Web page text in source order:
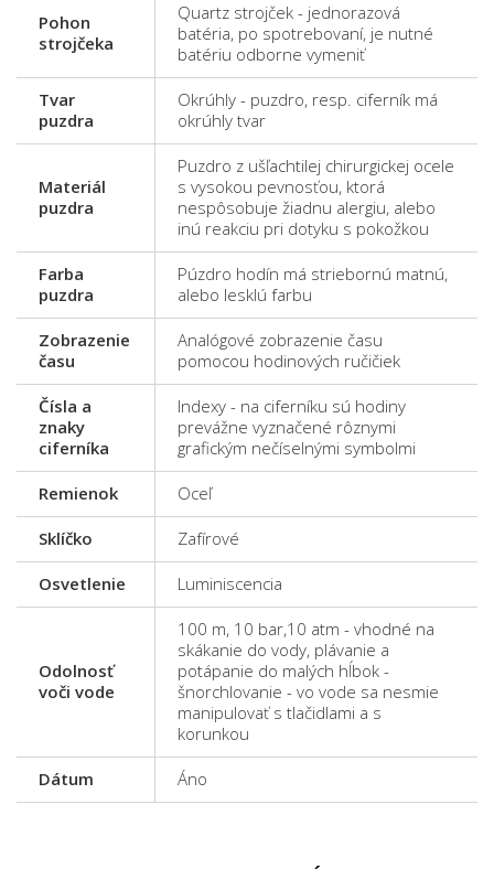
Pohon
strojčeka
Quartz strojček - jednorazová
batéria, po spotrebovaní, je nutné
batériu odborne vymeniť
Tvar
puzdra
Okrúhly - puzdro, resp. ciferník má
okrúhly tvar
Materiál
puzdra
Puzdro z ušľachtilej chirurgickej ocele
s vysokou pevnosťou, ktorá
nespôsobuje žiadnu alergiu, alebo
inú reakciu pri dotyku s pokožkou
Farba
puzdra
Púzdro hodín má striebornú matnú,
alebo lesklú farbu
Zobrazenie
času
Analógové zobrazenie času
pomocou hodinových ručičiek
Čísla a
znaky
ciferníka
Indexy - na ciferníku sú hodiny
prevážne vyznačené rôznymi
grafickým nečíselnými symbolmi
Remienok Oceľ
Sklíčko Zafírové
Osvetlenie Luminiscencia
Odolnosť
voči vode
100 m, 10 bar,10 atm - vhodné na
skákanie do vody, plávanie a
potápanie do malých hĺbok -
šnorchlovanie - vo vode sa nesmie
manipulovať s tlačidlami a s
korunkou
Dátum Áno